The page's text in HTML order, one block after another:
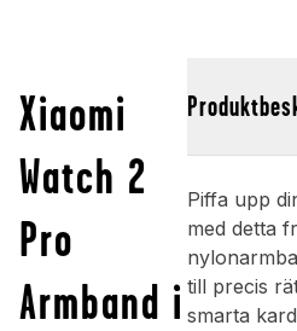
Xiaomi
Watch 2
Pro
Armband i
Piffa upp
med detta
till precis
smarta